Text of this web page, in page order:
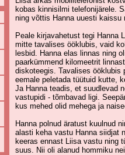
kobas kinnisilmi telefonijärele.
ning võttis Hanna uuesti kaissu
Peale kirjavahetust tegi Hanna
mitte tavalises ööklubis, vaid
lesbid. Hanna elas linnas ning
paarkümmend kilomeetrit
diskoteegis. Tavalises ööklubis
eemale peletada tüütuid kutte,
Ja Hanna teadis, et suudlevad
vastupidi - tõmbavad ligi.
kus mehed olid mehega ja
Hanna polnud äratust kuulnud
alasti keha vastu Hanna siidjat
keeras ennast Liisa vastu ning
suus. Nii oli alanud hommiku